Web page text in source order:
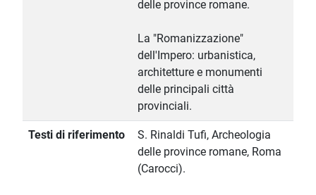
delle province romane.
La "Romanizzazione"
dell'Impero: urbanistica,
architetture e monumenti
delle principali città
provinciali.
Testi di riferimento
S. Rinaldi Tufi, Archeologia
delle province romane, Roma
(Carocci).